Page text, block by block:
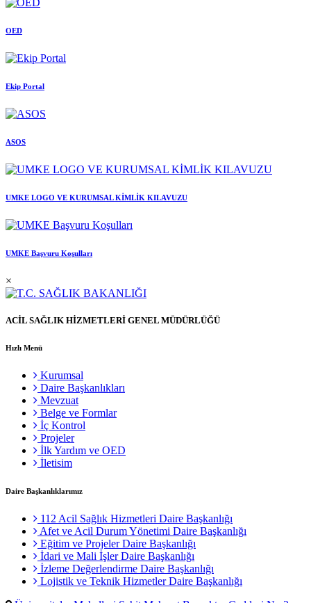
OED
Ekip Portal
ASOS
UMKE LOGO VE KURUMSAL KİMLİK KILAVUZU
UMKE Başvuru Koşulları
×
ACİL SAĞLIK HİZMETLERİ GENEL MÜDÜRLÜĞÜ
Hızlı Menü
Kurumsal
Daire Başkanlıkları
Mevzuat
Belge ve Formlar
İç Kontrol
Projeler
İlk Yardım ve OED
İletisim
Daire Başkanlıklarımız
112 Acil Sağlık Hizmetleri Daire Başkanlığı
Afet ve Acil Durum Yönetimi Daire Başkanlığı
Eğitim ve Projeler Daire Başkanlığı
İdari ve Mali İşler Daire Başkanlığı
İzleme Değerlendirme Daire Başkanlığı
Lojistik ve Teknik Hizmetler Daire Başkanlığı